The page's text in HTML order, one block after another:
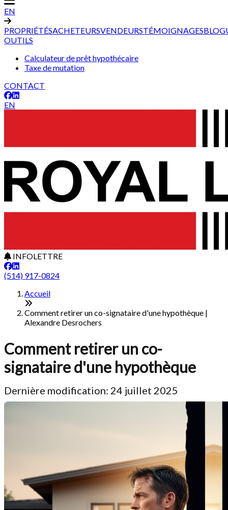
EN
PROPRIÉTÉSACHETEURSVENDEURSTÉMOIGNAGES
OUTILS
Calculateur de prêt hypothécaire
Taxe de mutation
CONTACT
EN
INFOLETTRE
(514) 917-0824
Accueil
Comment retirer un co-signataire d'une hypothèque |
Alexandre Desrochers
Comment retirer un co-
signataire d'une hypothèque
Dernière modification: 24 juillet 2025